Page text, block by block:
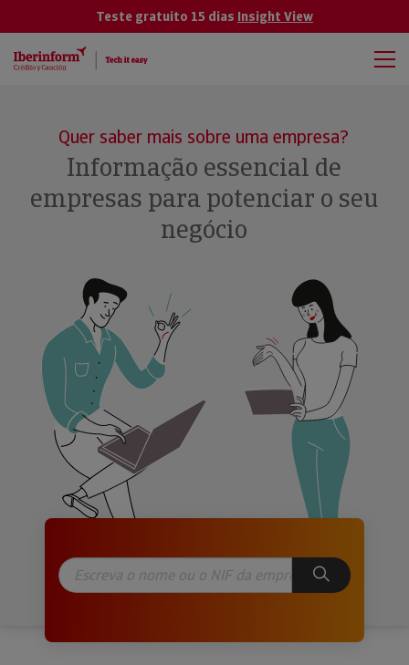
Teste gratuito 15 dias Insight View
Quer saber mais sobre uma empresa?
Informação essencial de
empresas para potenciar o seu
negócio